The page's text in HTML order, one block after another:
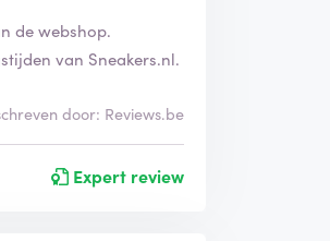
de webshop.
van Sneakers.nl.
door: Reviews.be
Expert review